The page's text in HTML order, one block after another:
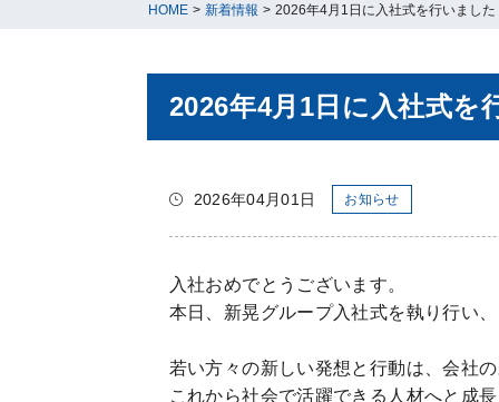
HOME > 新着情報 > 2026年4月1日に入社式を行いました
2026年4月1日に入社式を
2026年04月01日 お知らせ
入社おめでとうございます。
本日、新晃グループ入社式を執り行い
若い方々の新しい発想と行動は、会社
これから社会で活躍できる人材へと成